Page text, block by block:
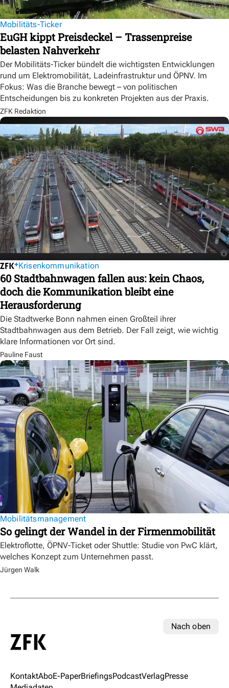
Mobilitäts-Ticker
EuGH kippt Preisdeckel – Trassenpreise
belasten Nahverkehr
Der Mobilitäts-Ticker bündelt die wichtigsten Entwicklungen
rund um Elektromobilität, Ladeinfrastruktur und ÖPNV. Im
Fokus: Was die Branche bewegt – von politischen
Entscheidungen bis zu konkreten Projekten aus der Praxis.
ZFK Redaktion
Krisenkommunikation
60 Stadtbahnwagen fallen aus: kein Chaos,
doch die Kommunikation bleibt eine
Herausforderung
Die Stadtwerke Bonn nahmen einen Großteil ihrer
Stadtbahnwagen aus dem Betrieb. Der Fall zeigt, wie wichtig
klare Informationen vor Ort sind.
Pauline Faust
Mobilitätsmanagement
So gelingt der Wandel in der Firmenmobilität
Elektroflotte, ÖPNV-Ticket oder Shuttle: Studie von PwC klärt,
welches Konzept zum Unternehmen passt.
Jürgen Walk
Nach oben
KontaktAboE-PaperBriefingsPodcastVerlagPresse